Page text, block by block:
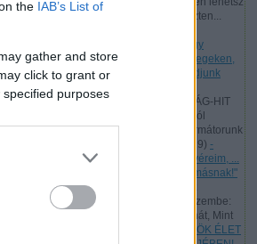
the IAB’s List of
gather and store
click to grant or
purposes
az ő tanítványa, mert a kereszten...
[2025.09.01.] "Mivel tehát nagy
főpapunk van, aki áthatolt az egeken,
Jézus, az Isten Fia, ragaszkodjunk
Andreas:A SZENTHÁROMSÁG-HIT
LÉNYEGE A Szentháromságról
Athanasius hitvallása és reformátorunk
2025.06.19. 19:19) -
Vasárnap [2025.06.15.] "Testvéreim, ...
szeretetben szolgáljatok egymásnak!"
Andreas:
énekének ez a verse jutott eszembe:
"Úgy tégy és csak úgy taníts hát, Mint
ÖRÖK ÉLET